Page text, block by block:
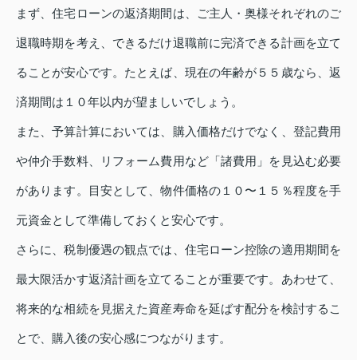
まず、住宅ローンの返済期間は、ご主人・奥様それぞれのご
退職時期を考え、できるだけ退職前に完済できる計画を立て
ることが安心です。たとえば、現在の年齢が５５歳なら、返
済期間は１０年以内が望ましいでしょう。
また、予算計算においては、購入価格だけでなく、登記費用
や仲介手数料、リフォーム費用など「諸費用」を見込む必要
があります。目安として、物件価格の１０〜１５％程度を手
元資金として準備しておくと安心です。
さらに、税制優遇の観点では、住宅ローン控除の適用期間を
最大限活かす返済計画を立てることが重要です。あわせて、
将来的な相続を見据えた資産寿命を延ばす配分を検討するこ
とで、購入後の安心感につながります。